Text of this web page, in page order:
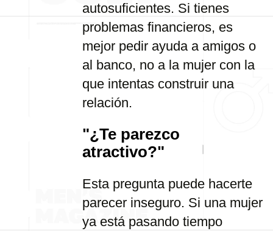
autosuficientes. Si tienes
problemas financieros, es
mejor pedir ayuda a amigos o
al banco, no a la mujer con la
que intentas construir una
relación.
"¿Te parezco
atractivo?"
Esta pregunta puede hacerte
parecer inseguro. Si una mujer
ya está pasando tiempo